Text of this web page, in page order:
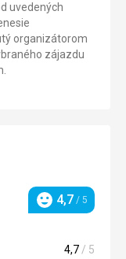
uvedených
organizátorom
zájazdu
Hodnotenie
4,7 / 5
4,7 / 5